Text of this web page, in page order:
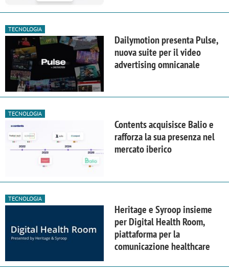
TECNOLOGIA
Dailymotion presenta Pulse,
nuova suite per il video
advertising omnicanale
TECNOLOGIA
Contents acquisisce Balio e
rafforza la sua presenza nel
mercato iberico
TECNOLOGIA
Heritage e Syroop insieme
per Digital Health Room,
piattaforma per la
comunicazione healthcare